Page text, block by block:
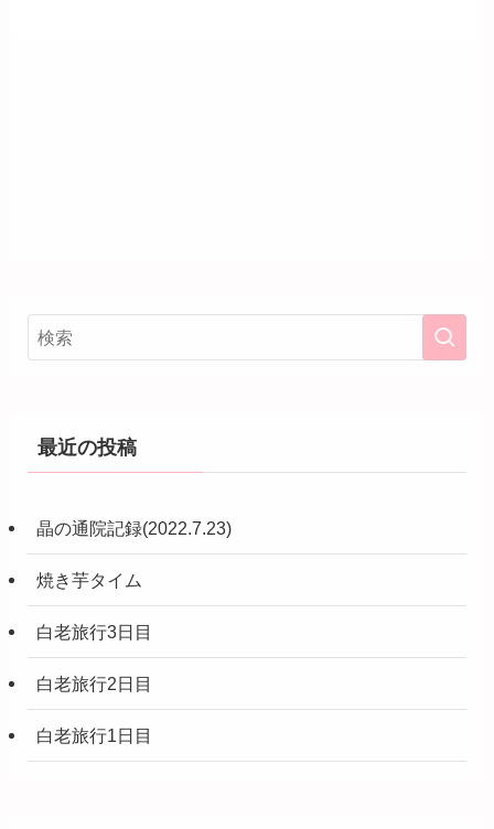
最近の投稿
晶の通院記録(2022.7.23)
焼き芋タイム
白老旅行3日目
白老旅行2日目
白老旅行1日目